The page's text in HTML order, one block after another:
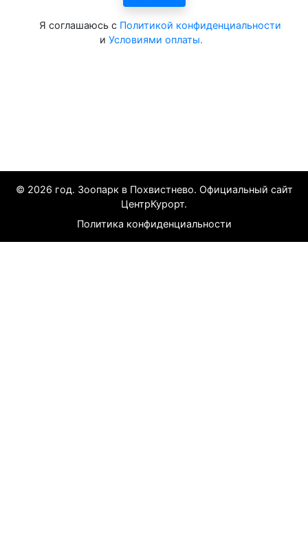
Я соглашаюсь с Политикой конфиденциальности
и Условиями оплаты.
© 2026 год. Зоопарк в Похвистнево. Официальный сайт
ЦентрКурорт.
Политика конфиденциальности